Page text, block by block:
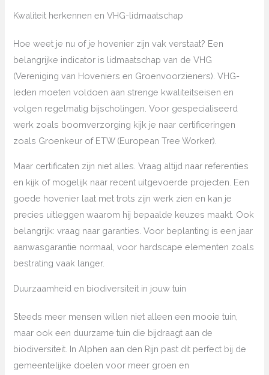
Kwaliteit herkennen en VHG-lidmaatschap
Hoe weet je nu of je hovenier zijn vak verstaat? Een
belangrijke indicator is lidmaatschap van de VHG
(Vereniging van Hoveniers en Groenvoorzieners). VHG-
leden moeten voldoen aan strenge kwaliteitseisen en
volgen regelmatig bijscholingen. Voor gespecialiseerd
werk zoals boomverzorging kijk je naar certificeringen
zoals Groenkeur of ETW (European Tree Worker).
Maar certificaten zijn niet alles. Vraag altijd naar referenties
en kijk of mogelijk naar recent uitgevoerde projecten. Een
goede hovenier laat met trots zijn werk zien en kan je
precies uitleggen waarom hij bepaalde keuzes maakt. Ook
belangrijk: vraag naar garanties. Voor beplanting is een jaar
aanwasgarantie normaal, voor hardscape elementen zoals
bestrating vaak langer.
Duurzaamheid en biodiversiteit in jouw tuin
Steeds meer mensen willen niet alleen een mooie tuin,
maar ook een duurzame tuin die bijdraagt aan de
biodiversiteit. In Alphen aan den Rijn past dit perfect bij de
gemeentelijke doelen voor meer groen en